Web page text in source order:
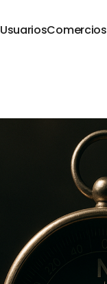
UsuariosComercios